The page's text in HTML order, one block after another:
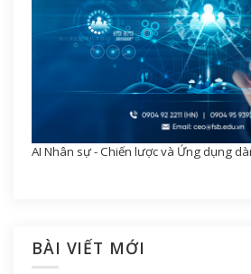
AI Nhân sự - Chiến lược và Ứng dụng
BÀI VIẾT MỚI